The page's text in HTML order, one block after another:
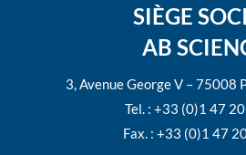
SIÈGE
AB
3, Avenue George V – 75008
Tel. : +33 (0)1 47
Fax. : +33 (0)1 47